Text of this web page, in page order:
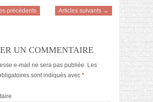
précédents Articles suivants →
UN COMMENTAIRE
e-mail ne sera pas publiée. Les
sont indiqués avec *